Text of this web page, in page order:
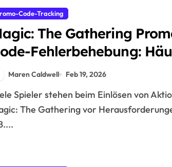
Code-Tracking
The Gathering
Fehlerbehebung:
Probleme, Lösungen,
Maren Caldwell Feb 19, 2026
The Gathering vor